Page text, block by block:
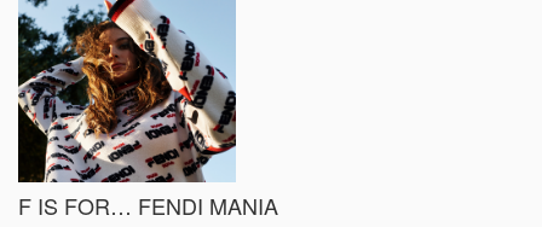
F IS FOR… FENDI MANIA